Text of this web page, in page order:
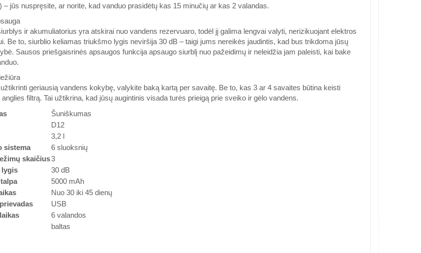
– jūs nuspręsite, ar norite, kad vanduo prasidėtų kas 15 minučių ar kas 2 valandas.
ir akumuliatorius yra atskirai nuo vandens rezervuaro, todėl jį galima lengvai valyti, nerizikuojant elektros
Be to, siurblio keliamas triukšmo lygis neviršija 30 dB – taigi jums nereikės jaudintis, kad bus trikdoma jūsų
Sausos priešgaisrinės apsaugos funkcija apsaugo siurblį nuo pažeidimų ir neleidžia jam paleisti, kai bake
geriausią vandens kokybę, valykite baką kartą per savaitę. Be to, kas 3 ar 4 savaites būtina keisti
filtrą. Tai užtikrina, kad jūsų augintinis visada turės prieigą prie sveiko ir gėlo vandens.
Šuniškumas
D12
3,2 l
sistema
6 sluoksnių
skaičius3
lygis
30 dB
5000 mAh
Nuo 30 iki 45 dienų
USB
6 valandos
baltas